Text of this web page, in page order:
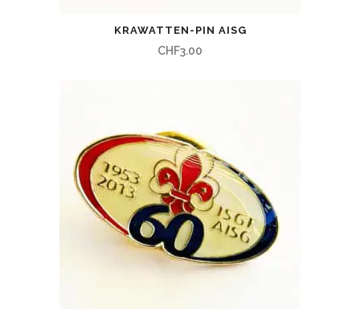
KRAWATTEN-PIN AISG
CHF3.00